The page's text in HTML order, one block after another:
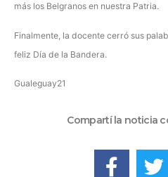
más los Belgranos en nuestra Patria.
Finalmente, la docente cerró sus
feliz Día de la Bandera.
Gualeguay21
Compartí la noticia